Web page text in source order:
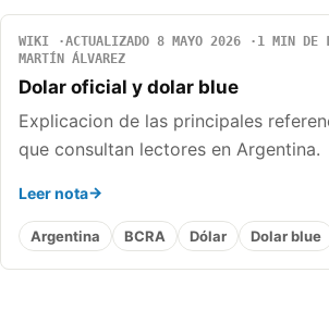
WIKI ACTUALIZADO 8 MAYO 2026
1 MIN DE
MARTÍN ÁLVAREZ
Dolar oficial y dolar blue
Explicacion de las principales
que consultan lectores en Argentina.
Leer nota
Argentina BCRA Dólar Dolar blue